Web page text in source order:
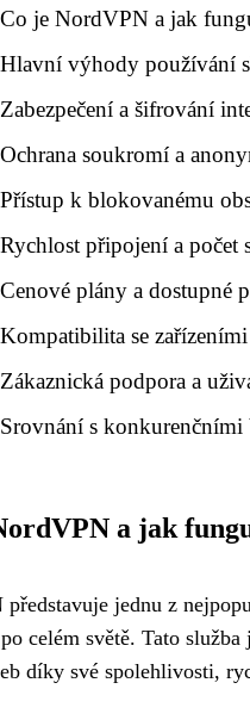
Co je NordVPN a jak
Hlavní výhody používání
Zabezpečení a šifrování
Ochrana soukromí a
Přístup k blokovanému
Rychlost připojení a počet
Cenové plány a dostupné
Kompatibilita se
Zákaznická podpora a
Srovnání s konkurenčními
a jak
jednu z
celém světě. Tato
díky své spolehlivosti,